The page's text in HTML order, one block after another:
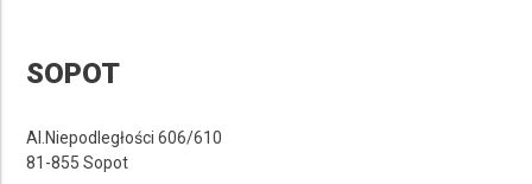
SOPOT
Al.Niepodległości 606/610
81-855 Sopot